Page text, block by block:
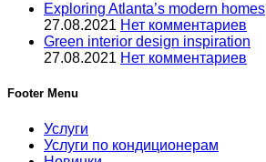
Exploring Atlanta’s modern homes
27.08.2021 Нет комментариев
Green interior design inspiration
27.08.2021 Нет комментариев
Footer Menu
Услуги
Услуги по кондиционерам